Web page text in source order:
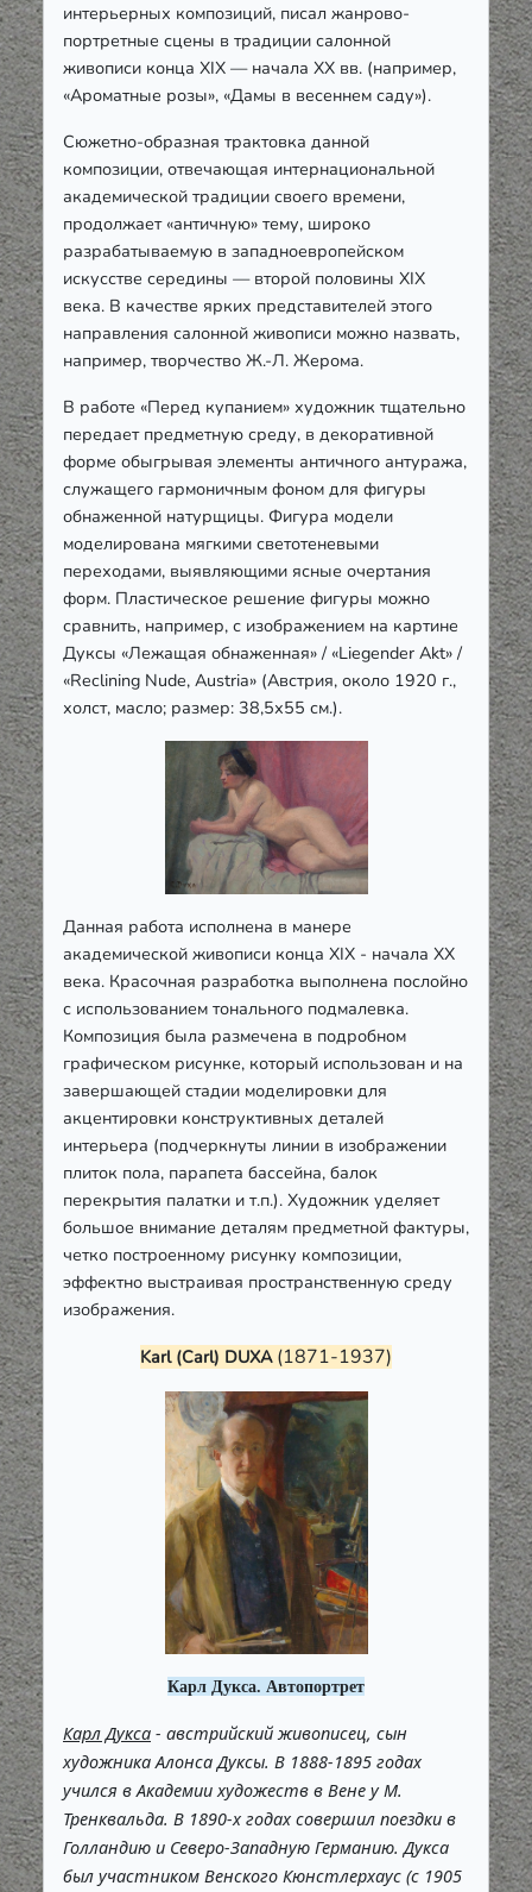
интерьерных композиций, писал жанрово-
портретные сцены в традиции салонной
живописи конца XIX — начала XX вв. (например,
«Ароматные розы», «Дамы в весеннем саду»).
Сюжетно-образная трактовка данной
композиции, отвечающая интернациональной
академической традиции своего времени,
продолжает «античную» тему, широко
разрабатываемую в западноевропейском
искусстве середины — второй половины XIX
века. В качестве ярких представителей этого
направления салонной живописи можно назвать,
например, творчество Ж.-Л. Жерома.
В работе «Перед купанием» художник тщательно
передает предметную среду, в декоративной
форме обыгрывая элементы античного антуража,
служащего гармоничным фоном для фигуры
обнаженной натурщицы. Фигура модели
моделирована мягкими светотеневыми
переходами, выявляющими ясные очертания
форм. Пластическое решение фигуры можно
сравнить, например, с изображением на картине
Дуксы «Лежащая обнаженная» / «Liegender Akt» /
«Reclining Nude, Austria» (Австрия, около 1920 г.,
холст, масло; размер: 38,5х55 см.).
Данная работа исполнена в манере
академической живописи конца XIX - начала ХХ
века. Красочная разработка выполнена послойно
с использованием тонального подмалевка.
Композиция была размечена в подробном
графическом рисунке, который использован и на
завершающей стадии моделировки для
акцентировки конструктивных деталей
интерьера (подчеркнуты линии в изображении
плиток пола, парапета бассейна, балок
перекрытия палатки и т.п.). Художник уделяет
большое внимание деталям предметной фактуры,
четко построенному рисунку композиции,
эффектно выстраивая пространственную среду
изображения.
Karl(Carl) DUXA (1871-1937)
Карл Дукса. Автопортрет
Карл Дукса - австрийский живописец, сын
художника Алонса Дуксы. В 1888-1895 годах
учился в Академии художеств в Вене у М.
Тренквальда. В 1890-х годах совершил поездки в
Голландию и Северо-Западную Германию. Дукса
был участником Венского Кюнстлерхаус (с 1905